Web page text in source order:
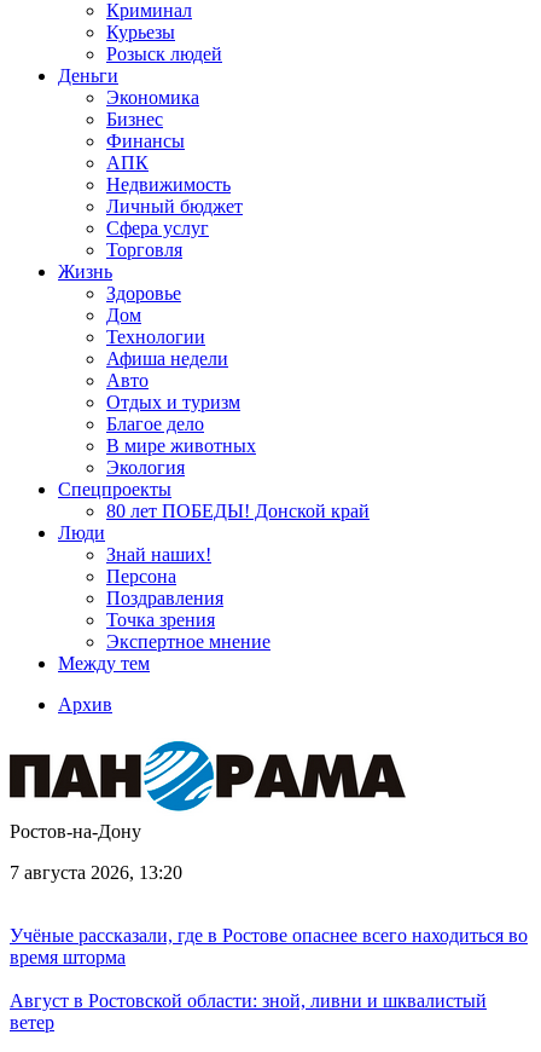
Криминал
Курьезы
Розыск людей
Деньги
Экономика
Бизнес
Финансы
АПК
Недвижимость
Личный бюджет
Сфера услуг
Торговля
Жизнь
Здоровье
Дом
Технологии
Афиша недели
Авто
Отдых и туризм
Благое дело
В мире животных
Экология
Спецпроекты
80 лет ПОБЕДЫ! Донской край
Люди
Знай наших!
Персона
Поздравления
Точка зрения
Экспертное мнение
Между тем
Архив
Ростов-на-Дону
7 августа 2026, 13:20
Учёные рассказали, где в Ростове опаснее всего находиться во
время шторма
Август в Ростовской области: зной, ливни и шквалистый
ветер